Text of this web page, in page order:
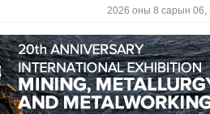
2026 оны 8 сарын 06,